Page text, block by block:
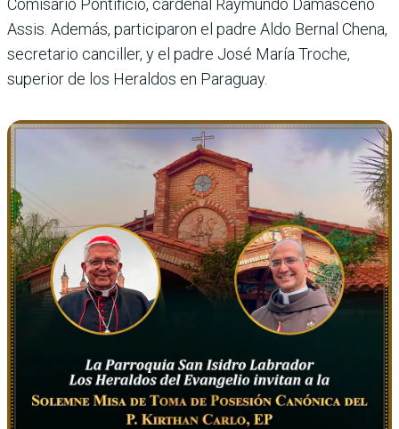
Comisario Pontificio, cardenal Raymundo Damasceno
Assis. Además, participaron el padre Aldo Bernal Chena,
secretario canciller, y el padre José María Troche,
superior de los Heraldos en Paraguay.